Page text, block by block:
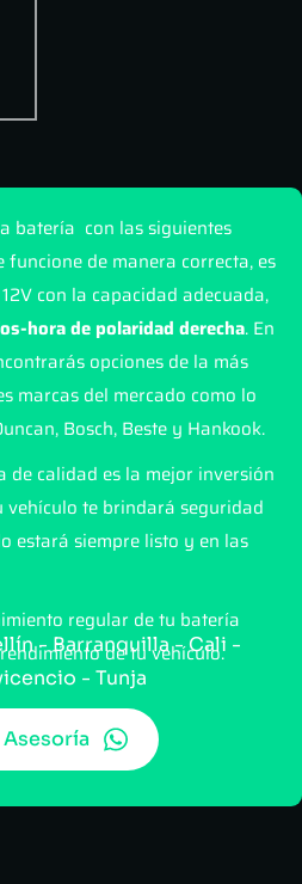
batería con las siguientes
funcione de manera correcta, es
con la capacidad adecuada,
hora de polaridad derecha. En
opciones de la más
marcas del mercado como lo
Bosch, Beste y Hankook.
de calidad es la mejor inversión
vehículo te brindará seguridad
estará siempre listo y en las
regular de tu batería
de tu vehículo.
Asesoría
- Barranquilla - Cali -
- Tunja